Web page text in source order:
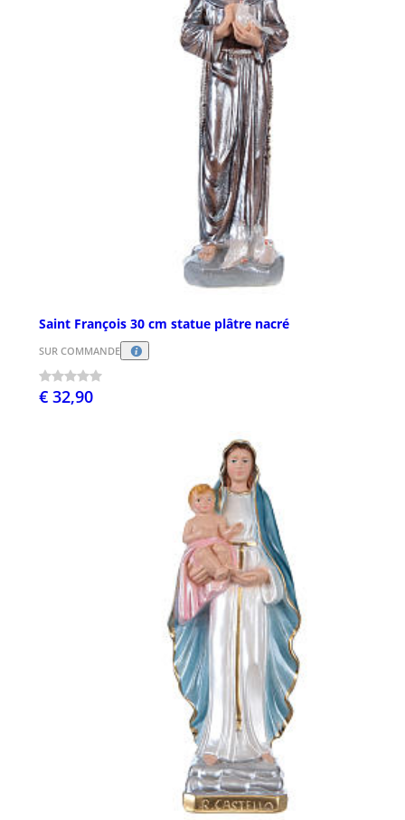
Saint François 30 cm statue plâtre nacré
SUR COMMANDE
€ 32,90